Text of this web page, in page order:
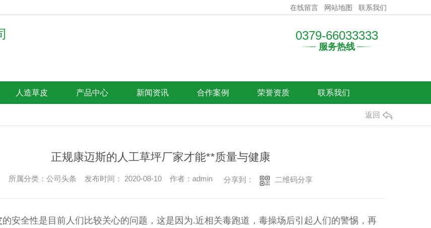
在线留言 网站地图 联系我们
0379-66033333
服务热线
人造草皮 产品中心 新闻资讯 合作案例 荣誉资质 联系我们
返回
正规康迈斯的人工草坪厂家才能**质量与健康
所属分类：公司头条 发布时间： 2020-08-10 作者：admin 分享到： 二维码分享
的安全性是目前人们比较关心的问题，这是因为.近相关毒跑道，毒操场后引起人们的警惕，再